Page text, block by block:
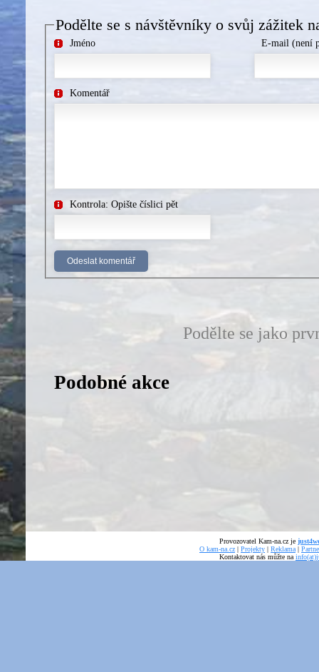
Podělte se s návštěvníky o svůj zážitek
Jméno E-mail (není
Komentář
Kontrola: Opište číslici pět
Podělte se jako
Podobné akce
Provozovatel Kam-na.cz je
O kam-na.cz | Projekty | Reklama |
Kontaktovat nás můžte na